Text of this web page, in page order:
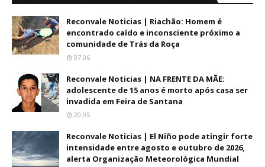
Reconvale Noticias | Riachão: Homem é
encontrado caído e inconsciente próximo a
comunidade de Trás da Roça
07:06
Reconvale Noticias | NA FRENTE DA MÃE:
adolescente de 15 anos é morto após casa ser
invadida em Feira de Santana
20:05
Reconvale Noticias | El Niño pode atingir forte
intensidade entre agosto e outubro de 2026,
alerta Organização Meteorológica Mundial